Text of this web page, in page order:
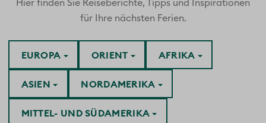
Hier finden Sie Reiseberichte, Tipps und Inspirationen
für Ihre nächsten Ferien.
AFRIKA
ASIEN
EUROPA
MITTEL- UND SÜDAMERIKA
NORDAMERIKA
ORIENT